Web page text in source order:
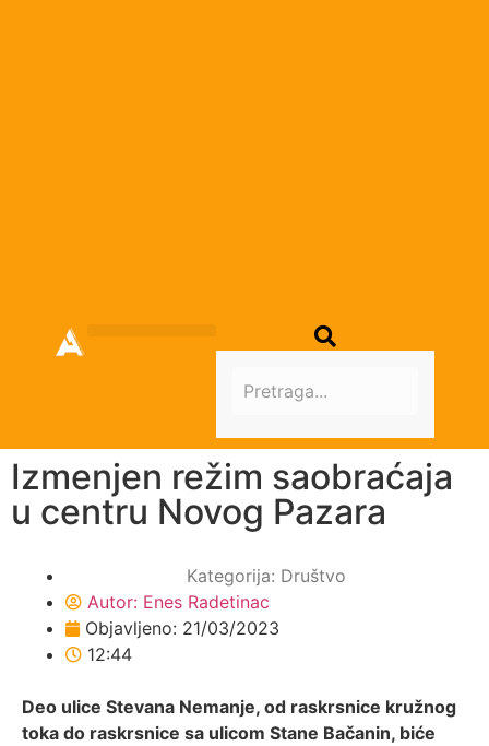
Izmenjen režim saobraćaja
u centru Novog Pazara
Kategorija: Društvo
Autor: Enes Radetinac
Objavljeno: 21/03/2023
12:44
Deo ulice Stevana Nemanje, od raskrsnice kružnog
toka do raskrsnice sa ulicom Stane Bačanin, biće